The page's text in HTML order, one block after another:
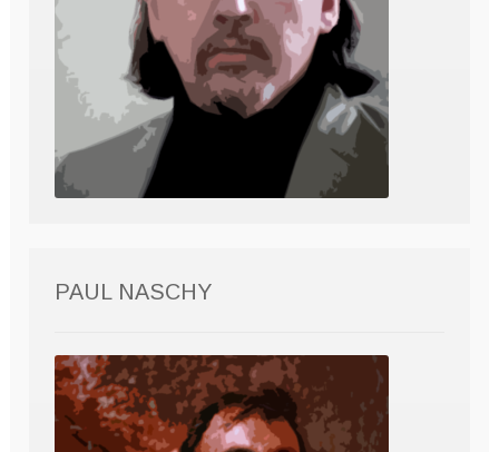
PAUL NASCHY